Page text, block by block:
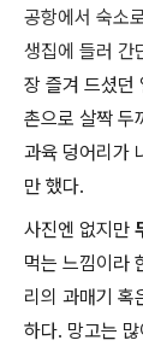
공항에서 숙소
생집에 들러 간
장 즐겨 드셨던
촌으로 살짝 두
과육 덩어리가
만 했다.
사진엔 없지만
먹는 느낌이라
리의 과매기 혹
하다. 망고는